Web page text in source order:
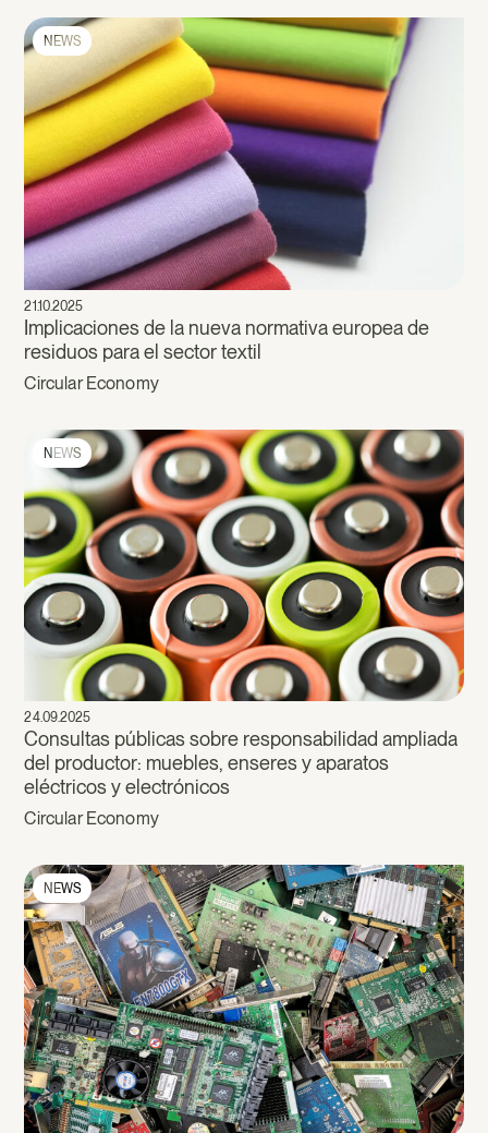
NEWS
21.10.2025
Implicaciones de la nueva normativa europea de
residuos para el sector textil
Circular Economy
NEWS
24.09.2025
Consultas públicas sobre responsabilidad ampliada
del productor: muebles, enseres y aparatos
eléctricos y electrónicos
Circular Economy
NEWS